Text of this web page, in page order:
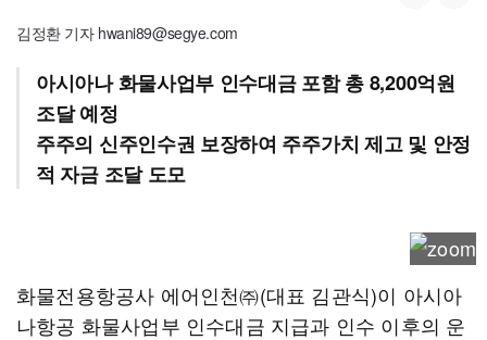
김정환 기자 hwani89@segye.com
아시아나 화물사업부 인수대금 포함 총 8,200억원
조달 예정
주주의 신주인수권 보장하여 주주가치 제고 및 안정
적 자금 조달 도모
화물전용항공사 에어인천㈜(대표 김관식)이 아시아
나항공 화물사업부 인수대금 지급과 인수 이후의 운